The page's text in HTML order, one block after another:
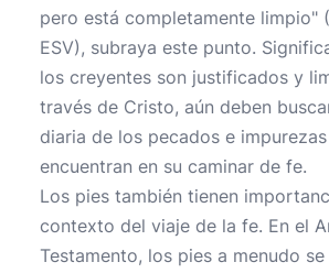
pero está completamente limpio" (
ESV), subraya este punto.
los creyentes son justificados y
través de Cristo, aún deben
diaria de los pecados e
encuentran en su caminar de fe.
Los pies también tienen
contexto del viaje de la fe. En el
Testamento, los pies a menudo